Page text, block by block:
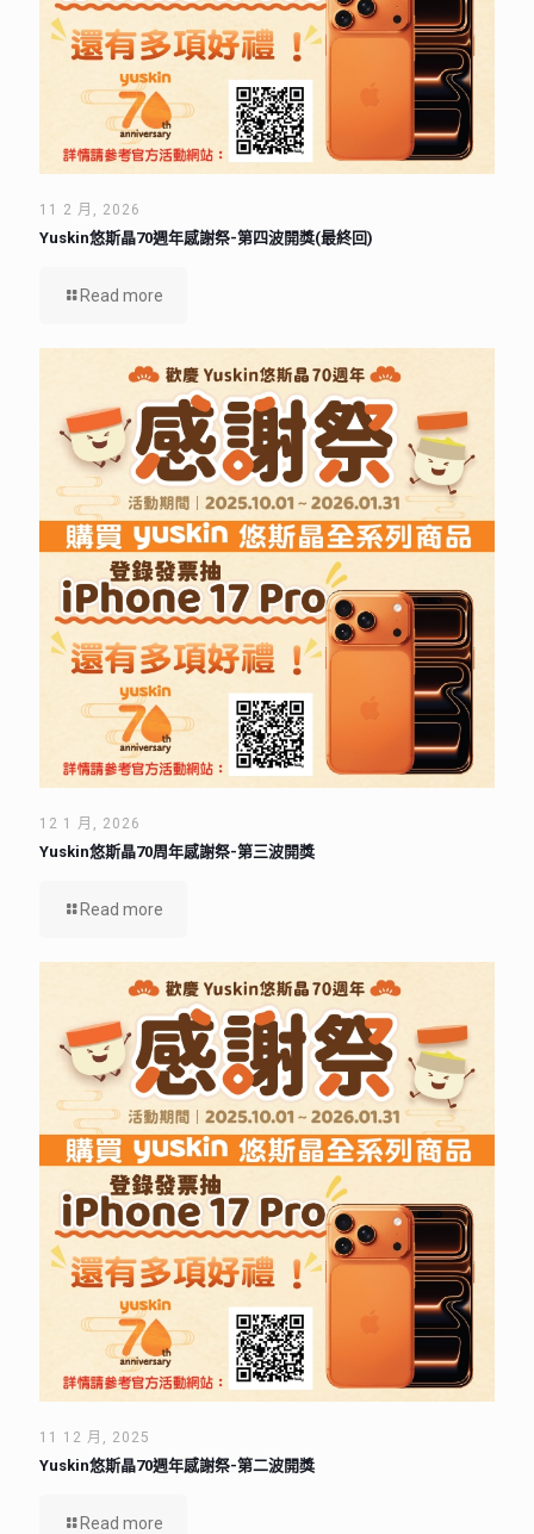
11 2 月, 2026
Yuskin悠斯晶70週年感謝祭-第四波開獎(最終回)
Read more
12 1 月, 2026
Yuskin悠斯晶70周年感謝祭-第三波開獎
Read more
11 12 月, 2025
Yuskin悠斯晶70週年感謝祭-第二波開獎
Read more